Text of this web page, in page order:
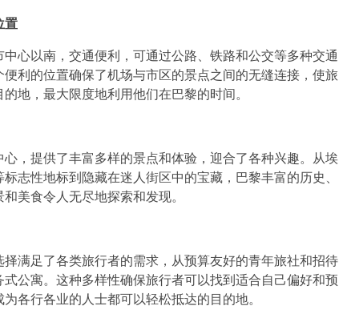
置
中心以南，交通便利，可通过公路、铁路和公交等多种交通
利的位置确保了机场与市区的景点之间的无缝连接，使旅
地，最大限度地利用他们在巴黎的时间。
心，提供了丰富多样的景点和体验，迎合了各种兴趣。从埃
志性地标到隐藏在迷人街区中的宝藏，巴黎丰富的历史、
美食令人无尽地探索和发现。
择满足了各类旅行者的需求，从预算友好的青年旅社和招待
式公寓。这种多样性确保旅行者可以找到适合自己偏好和预
各行各业的人士都可以轻松抵达的目的地。